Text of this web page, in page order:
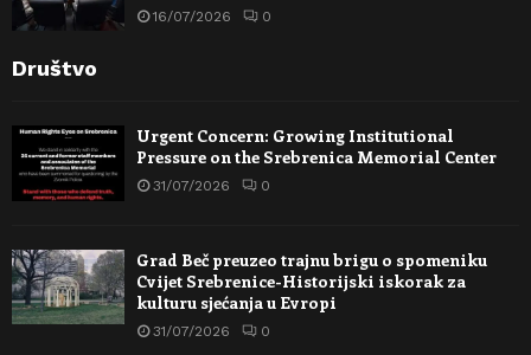
16/07/2026 0
Društvo
Urgent Concern: Growing Institutional
Pressure on the Srebrenica Memorial Center
31/07/2026 0
Grad Beč preuzeo trajnu brigu o spomeniku
Cvijet Srebrenice-Historijski iskorak za
kulturu sjećanja u Evropi
31/07/2026 0